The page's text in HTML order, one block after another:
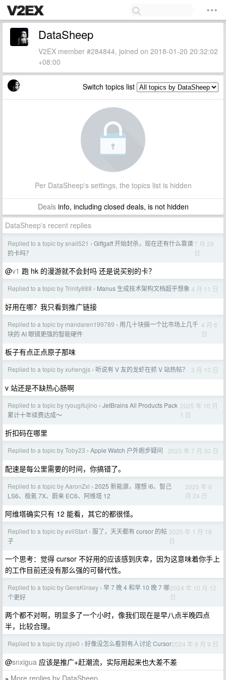
DataSheep
V2EX member #284844, joined on 2018-01-20 20:32:02
+08:00
Switch topics list
Per DataSheep's settings, the topics list is hidden
Dealsinfo, including closed deals, is not hidden
DataSheep's recent replies
Replied to a topic by snail521 › Giffgaff 开始封杀，现在还有什么靠谱
的卡吗？
7 月 29
日
@v1 跑 hk 的漫游就不会封吗 还是说买别的卡？
Replied to a topic by Trinity888 › Manus 生成技术架构文档超乎想象 4 月 11 日
好用在哪？我只看到推广链接
Replied to a topic by mandaren199789 › 用几十块搞一个比市场上几千
块的 AI 眼镜更强的智能硬件
4 月 6
日
板子有点正点原子那味
Replied to a topic by xuhengjs › 听说有 V 友的龙虾在抓 V 站热帖？ 3 月 10 日
v 站还是不缺热心肠啊
Replied to a topic by ryougifujino › JetBrains All Products Pack
累计十年续费达成～
2025 年 10 月
1 日
折扣码在哪里
Replied to a topic by Toby23 › Apple Watch 户外跑步疑问 2025 年 7 月 30 日
配速是每公里需要的时间，你搞错了。
Replied to a topic by AaronZxl › 2025 新能源，理想 i6、智己
LS6、极氪 7X、蔚来 EC6、阿维塔 12
2025 年 6
月 24 日
阿维塔确实只有 12 能看，其它的都很怪。
Replied to a topic by evilStart › 服了，天天都有 cursor 的帖
子
2025 年 1 月 18
日
一个思考：觉得 cursor 不好用的应该感到庆幸，因为这意味着你手上
的工作目前还没有那么强的可替代性。
Replied to a topic by GensKinsey › 早 7 晚 4 和早 10 晚 7 哪
个更好
2024 年 10 月 12
日
两个都不对啊，明显多了一个小时，像我们现在是早八点半晚四点
半，比较合理。
Replied to a topic by zijie0 › 好像没怎么看到有人讨论 Cursor2024 年 9 月 9 日
@snxigua 应该是推广+赶潮流，实际用起来也大差不差
More replies by DataSheep